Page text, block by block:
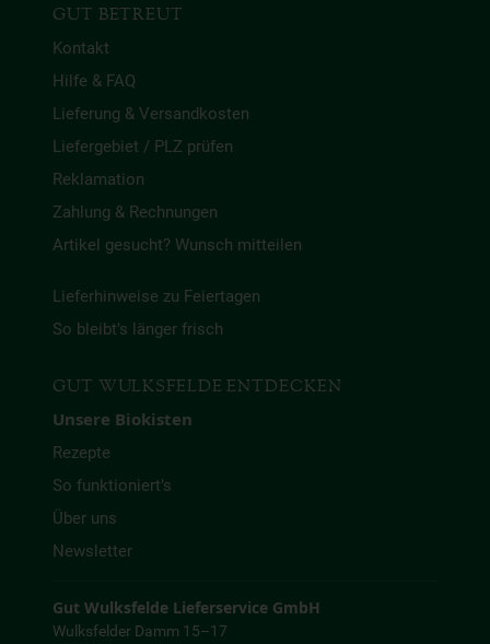
GUT BETREUT
Kontakt
Hilfe & FAQ
Lieferung & Versandkosten
Liefergebiet / PLZ prüfen
Reklamation
Zahlung & Rechnungen
Artikel gesucht? Wunsch mitteilen
Lieferhinweise zu Feiertagen
So bleibt’s länger frisch
GUT WULKSFELDE ENTDECKEN
Unsere Biokisten
Rezepte
So funktioniert’s
Über uns
Newsletter
Gut Wulksfelde Lieferservice GmbH
Wulksfelder Damm 15–17